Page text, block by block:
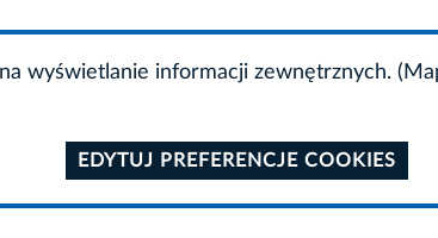
wyświetlanie informacji zewnętrznych.
EDYTUJ PREFERENCJE COOKIES